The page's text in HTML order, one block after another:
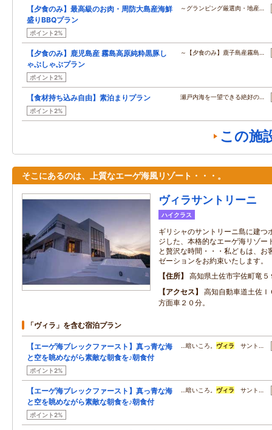
【夕食のみ】最高級のお肉・周防大島産海鮮
盛りBBQプラン
ポイント2%
～グランピング厳選肉・地産…
【夕食のみ】鹿児島産 霧島高原純粋黒豚し
ゃぶしゃぶプラン
ポイント2%
～【夕食のみ】鹿子島産霧島…
【食材持ち込み自由】素泊まりプラン
ポイント2%
瀬戸内海を一望できる絶好の…
この施
そこにあるのは、上質なエーゲ海風リゾート・・・。
ヴィラサントリーニ
ハイクラス
ギリシャのサントリーニ島に建つ
ジした、本格的なエーゲ海リゾー
と贅沢な時間・・・私どもは、お
ゼーションをお約束いたします。
住所
高知県土佐市宇佐町竜５
アクセス
高知自動車道土佐
方面車２０分。
「ヴィラ」を含む宿泊プラン
【エーゲ海ブレックファースト】真っ青な海
と空を眺めながら素敵な朝食を♪朝食付
ポイント2%
…暗いころ。 ヴィラ サント…
【エーゲ海ブレックファースト】真っ青な海
と空を眺めながら素敵な朝食を♪朝食付
ポイント2%
…暗いころ。 ヴィラ サント…